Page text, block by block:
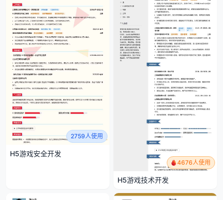
2759人使用
H5游戏安全开发
4676人使用
H5游戏技术开发